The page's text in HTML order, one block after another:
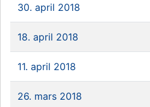
30. april 2018
18. april 2018
11. april 2018
26. mars 2018